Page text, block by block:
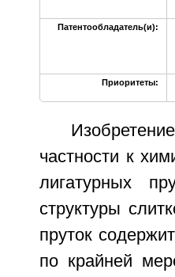
Патентообладатель(и):
Приоритеты:
частности к
лигатурных
структуры
пруток
по крайней